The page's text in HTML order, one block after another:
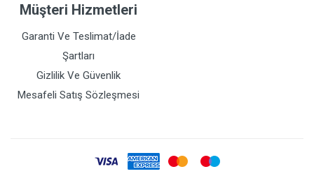
Müşteri Hizmetleri
Garanti Ve Teslimat/İade
Şartları
Gizlilik Ve Güvenlik
Mesafeli Satış Sözleşmesi